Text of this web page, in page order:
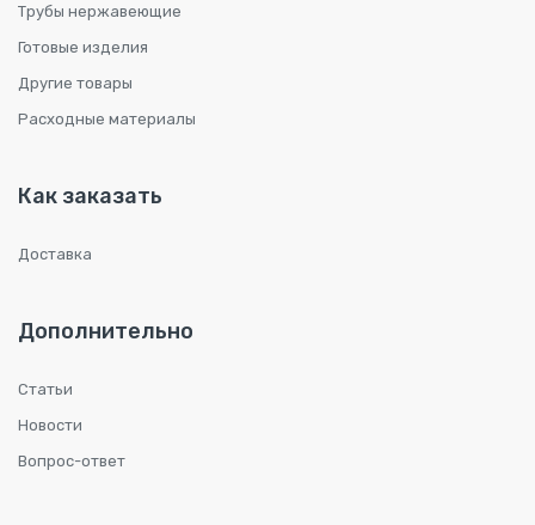
Трубы нержавеющие
Готовые изделия
Другие товары
Расходные материалы
Как заказать
Доставка
Дополнительно
Статьи
Новости
Вопрос-ответ